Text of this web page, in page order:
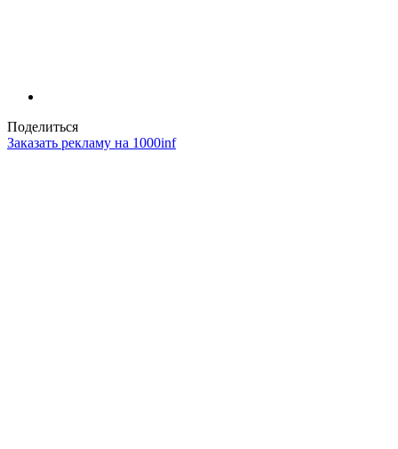
Поделиться
Заказать рекламу на 1000inf